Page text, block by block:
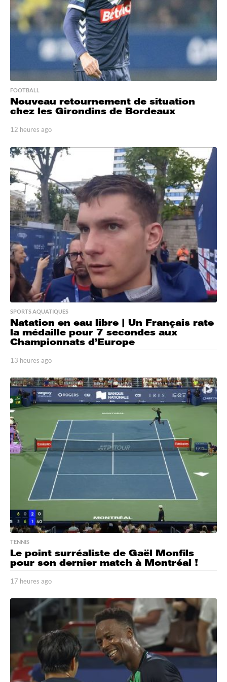
FOOTBALL
Nouveau retournement de situation
chez les Girondins de Bordeaux
12 heures ago
h
e
u
r
e
a
g
o
SPORTS AQUATIQUES
Natation en eau libre | Un Français rate
la médaille pour 7 secondes aux
Championnats d’Europe
13 heures ago
h
e
r
s
a
g
o
TENNIS
Le point surréaliste de Gaël Monfils
pour son dernier match à Montréal !
17 heures ago
h
r
e
s
a
g
o